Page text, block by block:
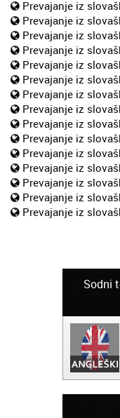
Prevajanje iz
Prevajanje iz
Prevajanje iz
Prevajanje iz
Prevajanje iz
Prevajanje iz
Prevajanje iz
Prevajanje iz
Prevajanje iz
Prevajanje iz
Prevajanje iz
Prevajanje iz
Prevajanje iz
Prevajanje iz
Prevajanje iz
Sodni